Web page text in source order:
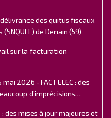
délivrance des quitus fiscaux
de Denain (59)
sur la facturation
2026 - FACTELEC : des
d’imprécisions…
des mises à jour majeures et